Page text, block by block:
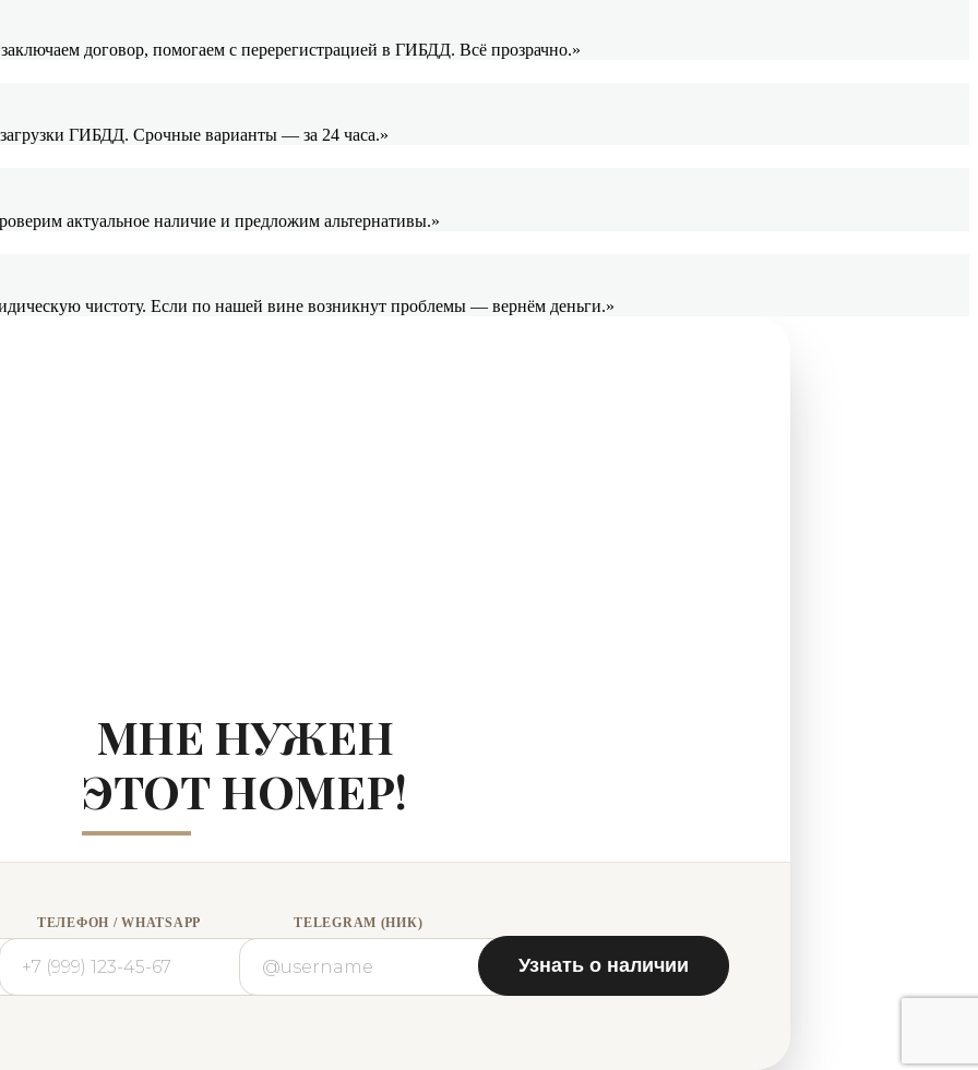
договор, помогаем с перерегистрацией в ГИБДД. Всё прозрачно.»
ГИБДД. Срочные варианты — за 24 часа.»
актуальное наличие и предложим альтернативы.»
чистоту. Если по нашей вине возникнут проблемы — вернём деньги.»
МНЕ НУЖЕН
ЭТОТ НОМЕР!
ТЕЛЕФОН / WHATSAPP TELEGRAM (НИК)
Узнать о наличии